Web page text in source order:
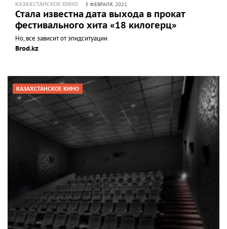
КАЗАХСТАНСКОЕ КИНО 3 ФЕВРАЛЯ, 2021
Стала известна дата выхода в прокат
фестивального хита «18 килогерц»
Но, все зависит от эпидситуации
Brod.kz
КАЗАХСТАНСКОЕ КИНО